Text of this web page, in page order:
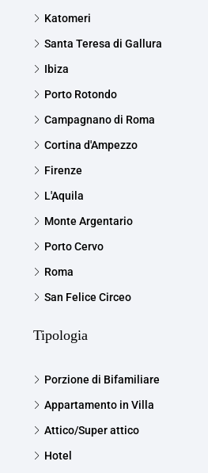
Katomeri
Santa Teresa di Gallura
Ibiza
Porto Rotondo
Campagnano di Roma
Cortina d'Ampezzo
Firenze
L'Aquila
Monte Argentario
Porto Cervo
Roma
San Felice Circeo
Tipologia
Porzione di Bifamiliare
Appartamento in Villa
Attico/Super attico
Hotel